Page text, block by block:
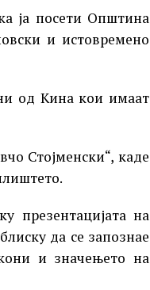
ја посети Општина
и истовремено
од Кина кои имаат
Стојменски“, каде
презентацијата на
да се запознае
и значењето на